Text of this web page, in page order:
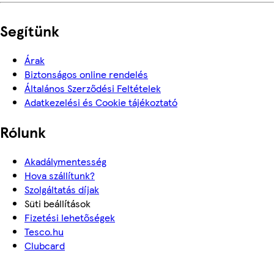
Segítünk
Árak
Biztonságos online rendelés
Általános Szerződési Feltételek
Adatkezelési és Cookie tájékoztató
Rólunk
Akadálymentesség
Hova szállítunk?
Szolgáltatás díjak
Süti beállítások
Fizetési lehetőségek
Tesco.hu
Clubcard